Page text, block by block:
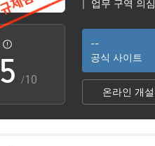
5 /10
업무 구역 의심
--
공식 사이트
온라인 개설